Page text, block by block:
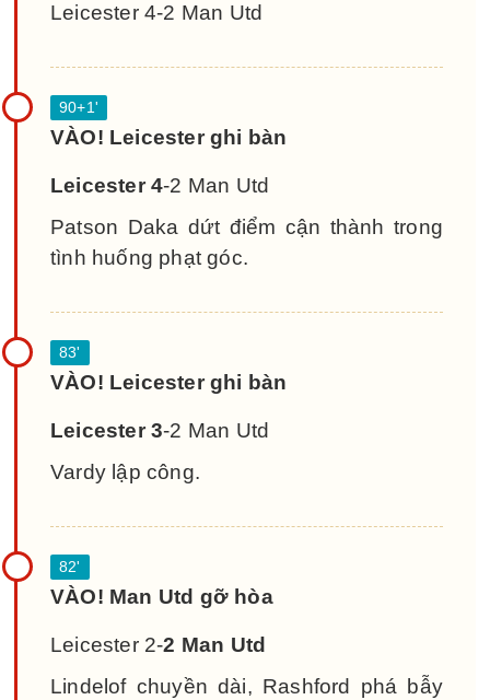
Leicester 4-2 Man Utd
VÀO! Leicester ghi bàn
Leicester 4-2 Man Utd
Patson Daka dứt điểm cận thành trong
tình huống phạt góc.
VÀO! Leicester ghi bàn
Leicester 3-2 Man Utd
Vardy lập công.
VÀO! Man Utd gỡ hòa
Leicester 2-2 Man Utd
Lindelof chuyền dài, Rashford phá bẫy